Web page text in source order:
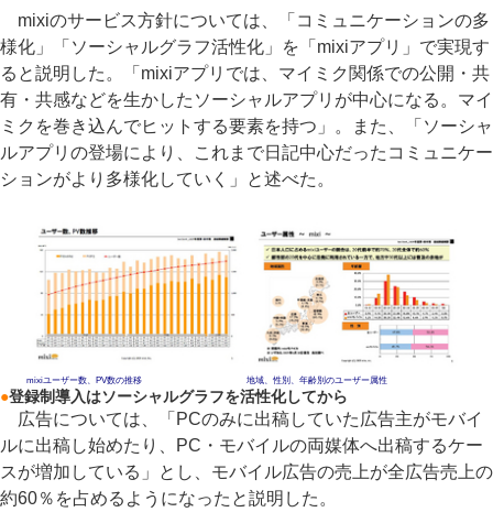
mixiのサービス方針については、「コミュニケーションの多
様化」「ソーシャルグラフ活性化」を「mixiアプリ」で実現す
ると説明した。「mixiアプリでは、マイミク関係での公開・共
有・共感などを生かしたソーシャルアプリが中心になる。マイ
ミクを巻き込んでヒットする要素を持つ」。また、「ソーシャ
ルアプリの登場により、これまで日記中心だったコミュニケー
ションがより多様化していく」と述べた。
mixiユーザー数、PV数の推移 地域、性別、年齢別のユーザー属性
●登録制導入はソーシャルグラフを活性化してから
広告については、「PCのみに出稿していた広告主がモバイ
ルに出稿し始めたり、PC・モバイルの両媒体へ出稿するケー
スが増加している」とし、モバイル広告の売上が全広告売上の
約60％を占めるようになったと説明した。